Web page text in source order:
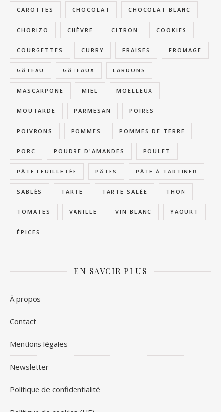
CAROTTES CHOCOLAT CHOCOLAT BLANC
CHORIZO CHÈVRE CITRON COOKIES
COURGETTES CURRY FRAISES FROMAGE
GÂTEAU GÂTEAUX LARDONS
MASCARPONE MIEL MOELLEUX
MOUTARDE PARMESAN POIRES
POIVRONS POMMES POMMES DE TERRE
PORC POUDRE D'AMANDES POULET
PÂTE FEUILLETÉE PÂTES PÂTE À TARTINER
SABLÉS TARTE TARTE SALÉE THON
TOMATES VANILLE VIN BLANC YAOURT
ÉPICES
EN SAVOIR PLUS
À propos
Contact
Mentions légales
Newsletter
Politique de confidentialité